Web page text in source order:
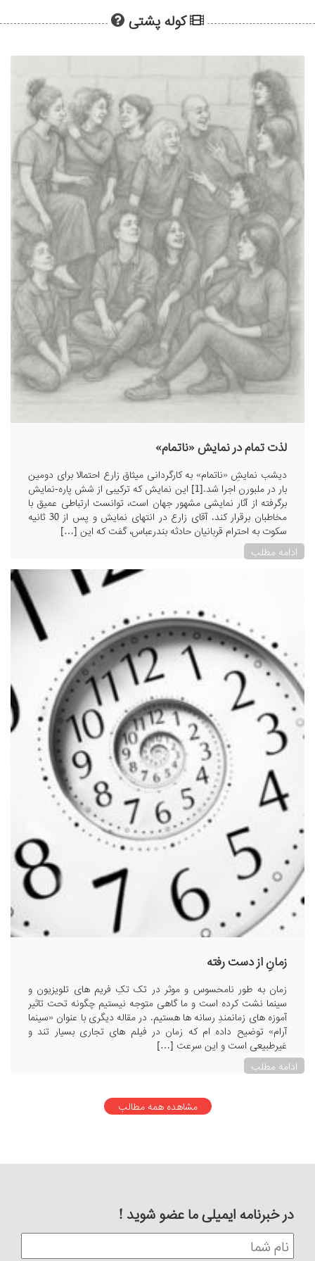
Lilo & Stitch (2025)
کوله پشتی
لذت تمام در نمایش «ناتمام»
دیشب نمایشِ «ناتمام» به کارگردانی میثاق زارع احتمالا برای دومین
بار در ملبورن اجرا شد.[1] این نمایش که ترکیبی از شش پاره‌-نمایش
برگرفته از آثار نمایشی مشهور جهان است، توانست ارتباطی عمیق با
مخاطبان برقرار کند. آقای زارع در انتهای نمایش و پس از 30 ثانیه
سکوت به احترام قربانیان حادثه بندرعباس، گفت که این […]
ادامه مطلب
زمانِ از دست رفته
زمان به طور نامحسوس و موثر در تک تکِ فریم های تلویزیون و
سینما نشت کرده است و ما گاهی متوجه نیستیم چگونه تحت تاثیر
آموزه های زمانمندِ رسانه ها هستیم. در مقاله دیگری با عنوان «سینما
آرام» توضیح داده ام که زمان در فیلم های تجاری بسیار تند و
غیرطبیعی است و این سرعت […]
ادامه مطلب
مشاهده همه مطالب
در خبرنامه ایمیلی ما عضو شوید !